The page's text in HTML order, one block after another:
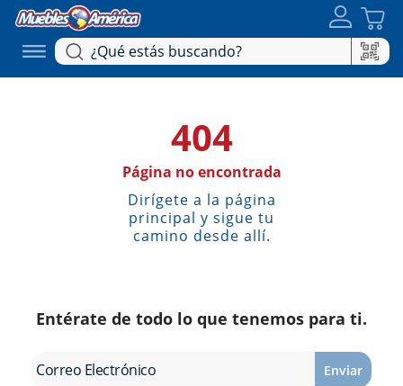
404
Página no encontrada
Dirígete a la página
principal y sigue tu
camino desde allí.
Entérate de todo lo que tenemos para ti.
Enviar